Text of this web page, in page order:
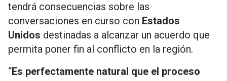
tendrá consecuencias sobre las
conversaciones en curso con Estados
Unidos destinadas a alcanzar un acuerdo que
permita poner fin al conflicto en la región.
“Es perfectamente natural que el proceso